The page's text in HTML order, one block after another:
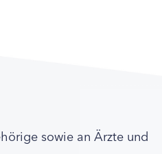
sowie an Ärzte und